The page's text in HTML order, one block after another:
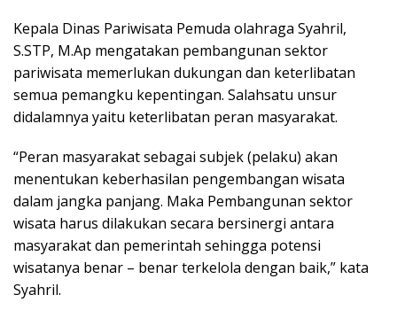
Kepala Dinas Pariwisata Pemuda olahraga Syahril,
S.STP, M.Ap mengatakan pembangunan sektor
pariwisata memerlukan dukungan dan keterlibatan
semua pemangku kepentingan. Salahsatu unsur
didalamnya yaitu keterlibatan peran masyarakat.
“Peran masyarakat sebagai subjek (pelaku) akan
menentukan keberhasilan pengembangan wisata
dalam jangka panjang. Maka Pembangunan sektor
wisata harus dilakukan secara bersinergi antara
masyarakat dan pemerintah sehingga potensi
wisatanya benar – benar terkelola dengan baik,” kata
Syahril.